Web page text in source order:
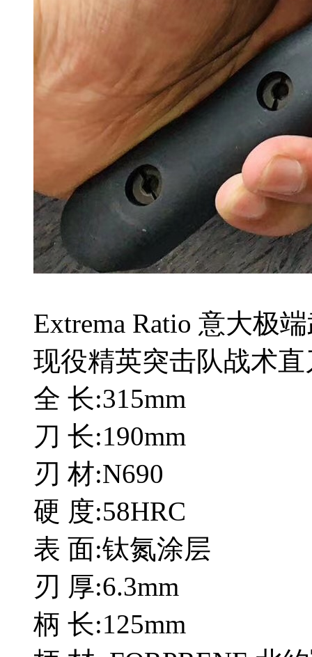
Extrema Ratio 意大极
现役精英突击队战术
全 长:315mm
刀 长:190mm
刃 材:N690
硬 度:58HRC
表 面:钛氮涂层
刃 厚:6.3mm
柄 长:125mm